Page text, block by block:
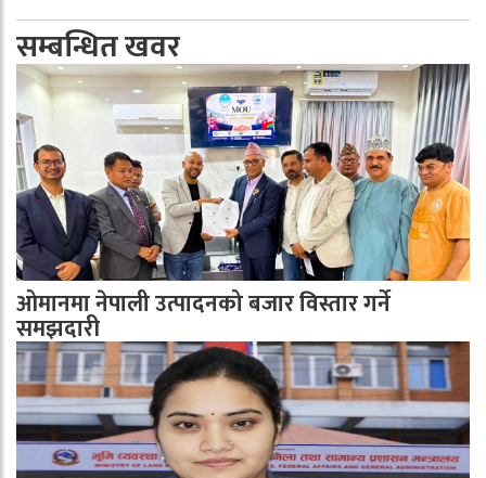
सम्बन्धित खवर
ओमानमा नेपाली उत्पादनको बजार विस्तार गर्ने
समझदारी